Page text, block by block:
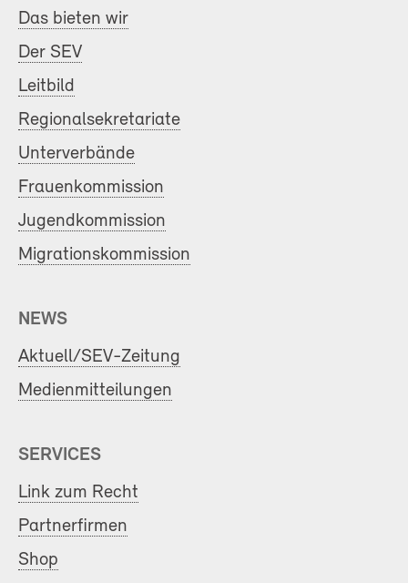
Das bieten wir
Der SEV
Leitbild
Regionalsekretariate
Unterverbände
Frauenkommission
Jugendkommission
Migrationskommission
NEWS
Aktuell/SEV-Zeitung
Medienmitteilungen
SERVICES
Link zum Recht
Partnerfirmen
Shop